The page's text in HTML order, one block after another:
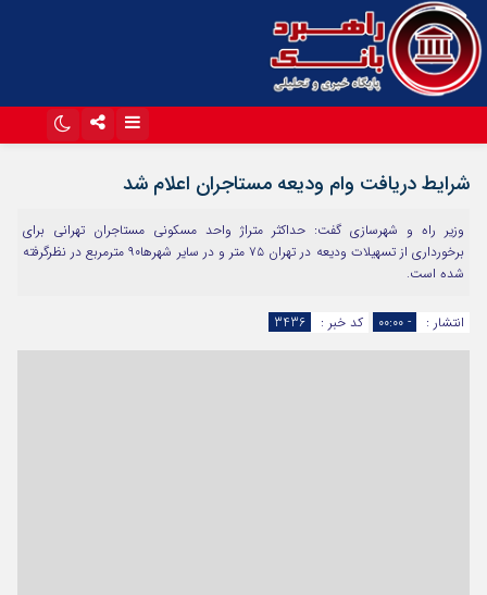
شرایط دریافت وام ودیعه مستاجران اعلام شد
وزیر راه و شهرسازی گفت: حداکثر متراژ واحد مسکونی مستاجران تهرانی برای
برخورداری از تسهیلات ودیعه در تهران ۷۵ متر و در سایر شهرها۹۰ مترمربع در نظرگرفته
شده است.
انتشار : - ۰۰:۰۰ کد خبر : 3436